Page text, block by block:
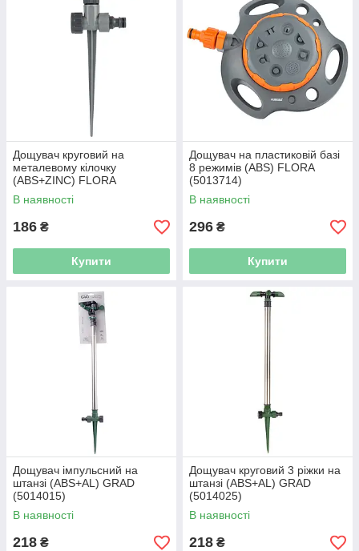
Дощувач круговий на
металевому кілочку
(ABS+ZINC) FLORA
(5013284)
В наявності
186 ₴
Купити
Дощувач на пластиковій базі
8 режимів (ABS) FLORA
(5013714)
В наявності
296 ₴
Купити
Дощувач імпульсний на
штанзі (ABS+AL) GRAD
(5014015)
В наявності
218 ₴
Дощувач круговий 3 ріжки на
штанзі (ABS+AL) GRAD
(5014025)
В наявності
218 ₴